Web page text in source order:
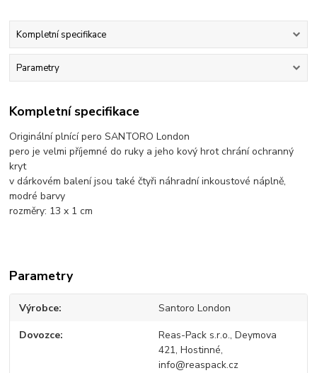
Kompletní specifikace
Parametry
Kompletní specifikace
Originální plnící pero SANTORO London
pero je velmi příjemné do ruky a jeho kový hrot chrání ochranný
kryt
v dárkovém balení jsou také čtyři náhradní inkoustové náplně,
modré barvy
rozměry: 13 x 1 cm
Parametry
Výrobce Santoro London
Dovozce
Reas-Pack s.r.o., Deymova
421, Hostinné,
info@reaspack.cz